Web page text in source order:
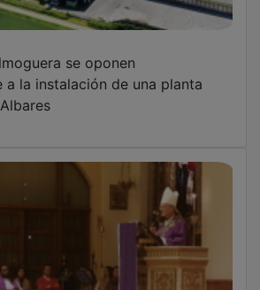
la instalación de una planta